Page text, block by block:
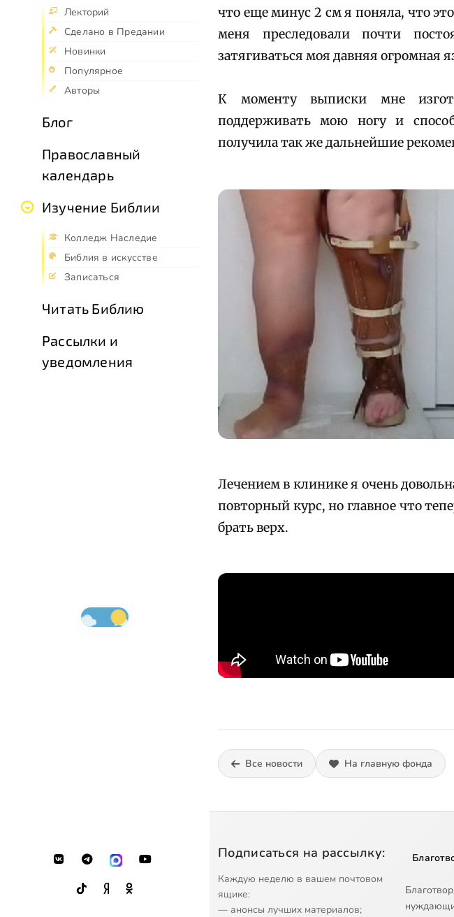
Лекторий
Сделано в Предании
Новинки
Популярное
Авторы
Блог
Православный
календарь
Изучение Библии
Колледж Наследие
Библия в искусстве
Записаться
Читать Библию
Рассылки и
уведомления
что еще минус 2 см я поняла, что
меня преследовали почти
затягиваться моя давняя огромная
К моменту выписки мне
поддерживать мою ногу и
получила так же дальнейшие
Лечением в клинике я очень
повторный курс, но главное что
брать верх.
Все новости На главную фонда
Подписаться на рассылку:
Каждую неделю в вашем почтовом
ящике:
— анонсы лучших материалов;